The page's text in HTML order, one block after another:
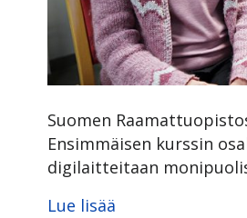
Suomen
Ensimmäisen kurssin
digilaitteitaan
Lue lisää